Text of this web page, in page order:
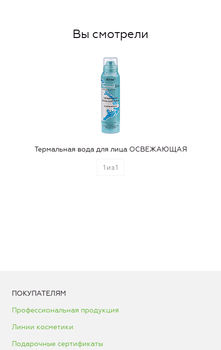
Вы смотрели
Термальная вода для лица ОСВЕЖАЮЩАЯ
1 из1
ПОКУПАТЕЛЯМ
Профессиональная продукция
Линии косметики
Подарочные сертификаты